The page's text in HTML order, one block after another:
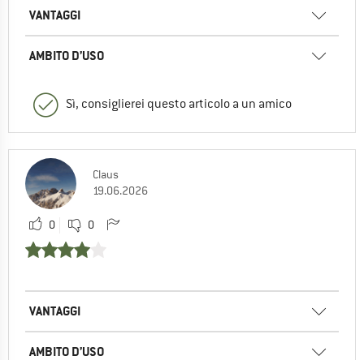
VANTAGGI
AMBITO D’USO
Sì, consiglierei questo articolo a un amico
Claus
19.06.2026
0 0
VANTAGGI
AMBITO D’USO